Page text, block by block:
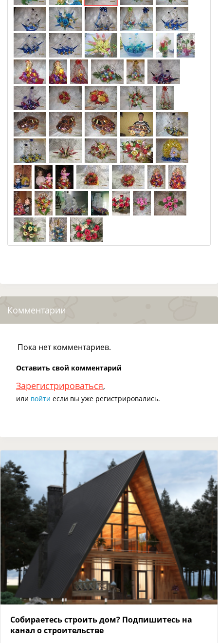
Комментарии
Пока нет комментариев.
Оставить свой комментарий
Зарегистрироваться,
или войти если вы уже регистрировались.
Собираетесь строить дом? Подпишитесь на
канал о строительстве